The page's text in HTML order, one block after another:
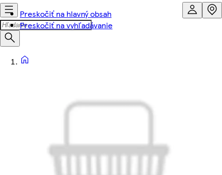
Preskočiť na hlavný obsah
Preskočiť na vyhľadávanie